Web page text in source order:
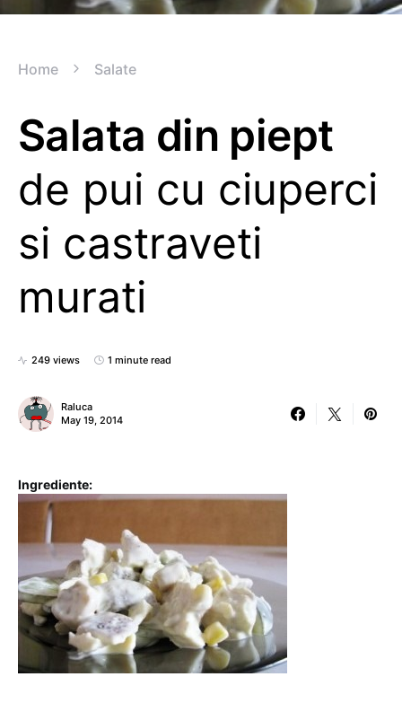
Home Salate
Salata din piept
de pui cu ciuperci
si castraveti
murati
249 views 1 minute read
Raluca
May 19, 2014
Ingrediente: